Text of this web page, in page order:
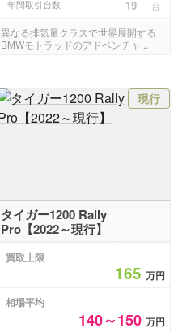
年間取引台数 19 台
異なる排気量クラスで世界展開する
BMWモトラッドのアドベンチャ...
現行
タイガー1200 Rally
Pro【2022～現行】
買取上限
165 万円
相場平均
140～150 万円